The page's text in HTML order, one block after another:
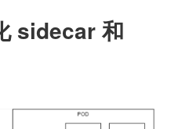
sidecar 和